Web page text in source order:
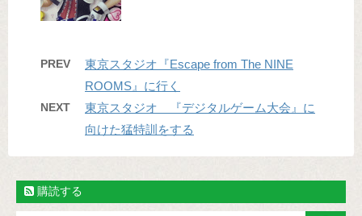
PREV
東京スタジオ『Escape from The NINE
ROOMS』に行く
NEXT
東京スタジオ 『デジタルゲーム大会』に
向けた猛特訓をする
購読する